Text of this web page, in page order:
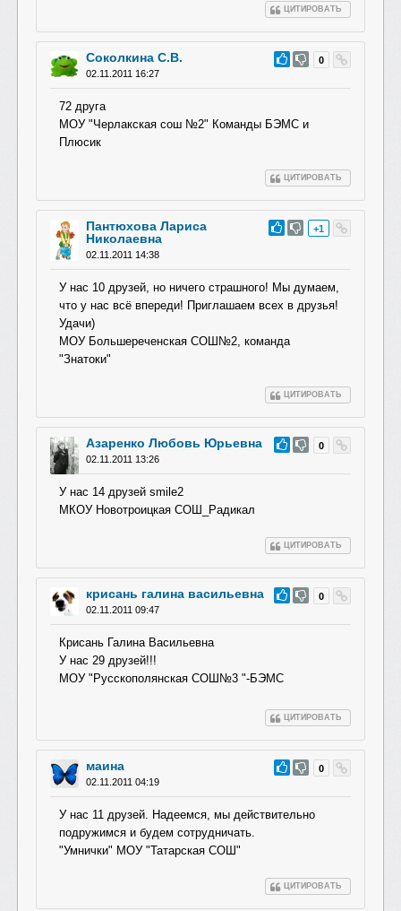
ЦИТИРОВАТЬ
#53 0
Соколкина С.В.
02.11.2011 16:27
72 друга
МОУ "Черлакская сош №2" Команды БЭМС и
Плюсик
ЦИТИРОВАТЬ
#52 +1
Пантюхова Лариса
Николаевна
02.11.2011 14:38
У нас 10 друзей, но ничего страшного! Мы думаем,
что у нас всё впереди! Приглашаем всех в друзья!
Удачи)
МОУ Большереченская СОШ№2, команда
"Знатоки"
ЦИТИРОВАТЬ
#51 0
Азаренко Любовь Юрьевна
02.11.2011 13:26
У нас 14 друзей smile2
МКОУ Новотроицкая СОШ_Радикал
ЦИТИРОВАТЬ
#50 0
крисань галина васильевна
02.11.2011 09:47
Крисань Галина Васильевна
У нас 29 друзей!!!
МОУ "Русскополянская СОШ№3 "-БЭМС
ЦИТИРОВАТЬ
#49 0
маина
02.11.2011 04:19
У нас 11 друзей. Надеемся, мы действительно
подружимся и будем сотрудничать.
"Умнички" МОУ "Татарская СОШ"
ЦИТИРОВАТЬ